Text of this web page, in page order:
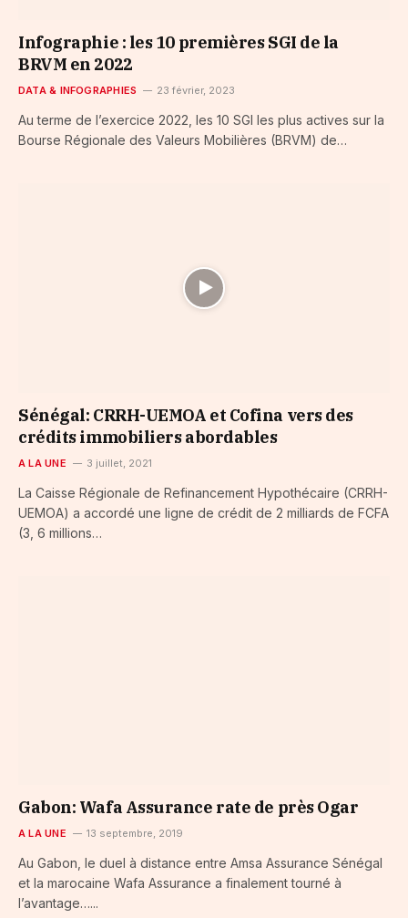
Infographie : les 10 premières SGI de la
BRVM en 2022
DATA & INFOGRAPHIES 23 février, 2023
Au terme de l’exercice 2022, les 10 SGI les plus actives sur la
Bourse Régionale des Valeurs Mobilières (BRVM) de…
Sénégal: CRRH-UEMOA et Cofina vers des
crédits immobiliers abordables
A LA UNE 3 juillet, 2021
La Caisse Régionale de Refinancement Hypothécaire (CRRH-
UEMOA) a accordé une ligne de crédit de 2 milliards de FCFA
(3, 6 millions…
Gabon: Wafa Assurance rate de près Ogar
A LA UNE 13 septembre, 2019
Au Gabon, le duel à distance entre Amsa Assurance Sénégal
et la marocaine Wafa Assurance a finalement tourné à
l’avantage…...